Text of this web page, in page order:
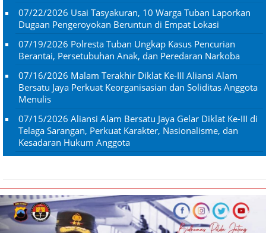
07/22/2026 Usai Tasyakuran, 10 Warga Tuban Laporkan
Dugaan Pengeroyokan Beruntun di Empat Lokasi
07/19/2026 Polresta Tuban Ungkap Kasus Pencurian
Berantai, Persetubuhan Anak, dan Peredaran Narkoba
07/16/2026 Malam Terakhir Diklat Ke-III Aliansi Alam
Bersatu Jaya Perkuat Keorganisasian dan Soliditas Anggota
Menulis
07/15/2026 Aliansi Alam Bersatu Jaya Gelar Diklat Ke-III di
Telaga Sarangan, Perkuat Karakter, Nasionalisme, dan
Kesadaran Hukum Anggota